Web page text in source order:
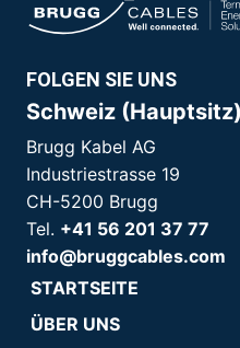
FOLGEN SIE UNS
Schweiz (Hauptsitz)
Brugg Kabel AG
Industriestrasse 19
CH-5200 Brugg
Tel. +41 56 201 37 77
info@bruggcables.com
STARTSEITE
ÜBER UNS